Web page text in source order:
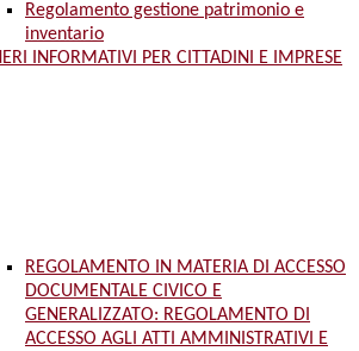
Regolamento gestione patrimonio e
inventario
INFORMATIVI PER CITTADINI E IMPRESE
REGOLAMENTO IN MATERIA DI ACCESSO
DOCUMENTALE CIVICO E
GENERALIZZATO: REGOLAMENTO DI
ACCESSO AGLI ATTI AMMINISTRATIVI E